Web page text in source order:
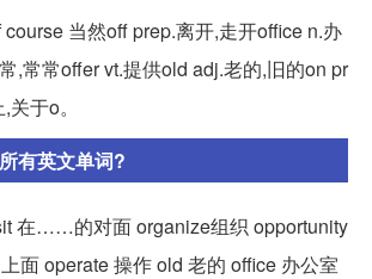
当然off prep.离开,走开office n.办
,常常offer vt.提供old adj.老的,旧的on pr
于o。
有英文单词?
在……的对面 organize组织 opportunity
operate 操作 old 老的 office 办公室